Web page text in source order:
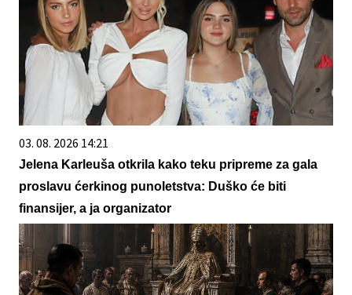
03. 08. 2026 14:21
Jelena Karleuša otkrila kako teku pripreme za gala
proslavu ćerkinog punoletstva: Duško će biti
finansijer, a ja organizator